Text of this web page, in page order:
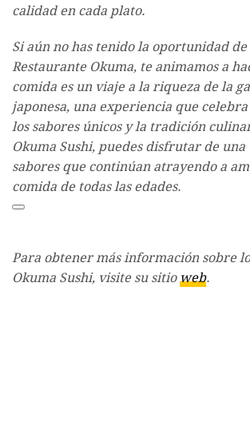
calidad en cada plato.
Si aún no has tenido la oportunidad
Restaurante Okuma, te animamos a
comida es un viaje a la riqueza de la
japonesa, una experiencia que
los sabores únicos y la tradición
Okuma Sushi, puedes disfrutar de
sabores que continúan atrayendo a
comida de todas las edades.
Para obtener más información sobre
Okuma Sushi, visite su sitioweb.